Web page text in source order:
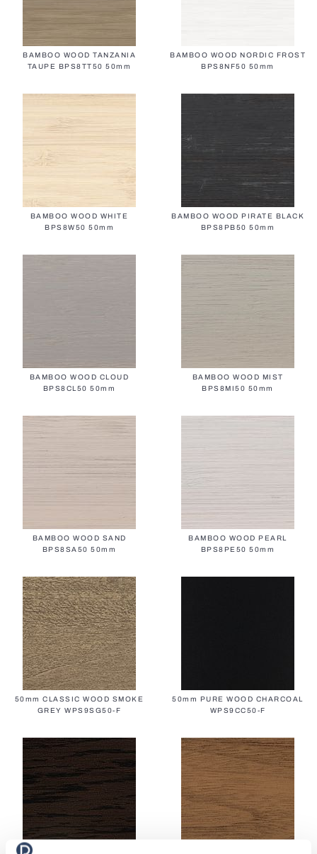
Все жалюзи
BAMBOO WOOD TANZANIA
TAUPE BPS8TT50 50mm
BAMBOO WOOD NORDIC FROST
BPS8NF50 50mm
BAMBOO WOOD WHITE
BPS8W50 50mm
BAMBOO WOOD PIRATE BLACK
BPS8PB50 50mm
BAMBOO WOOD CLOUD
BPS8CL50 50mm
BAMBOO WOOD MIST
BPS8MI50 50mm
BAMBOO WOOD SAND
BPS8SA50 50mm
BAMBOO WOOD PEARL
BPS8PE50 50mm
50mm CLASSIC WOOD SMOKE
GREY WPS9SG50-F
50mm PURE WOOD CHARCOAL
WPS9CC50-F